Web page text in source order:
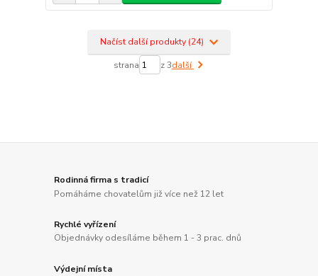
Načíst další produkty (24)
strana z 3další
Rodinná firma s tradicí
Pomáháme chovatelům již více než 12 let
Rychlé vyřízení
Objednávky odesíláme během 1 - 3 prac. dnů
Výdejní místa